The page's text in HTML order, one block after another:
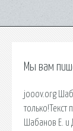
Мы вам
jooov.org
только!Текст
Шабанов Е.